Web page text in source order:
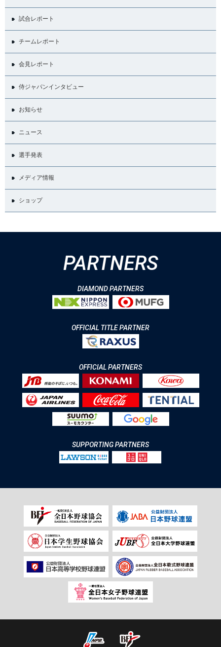
試合レポート
チームレポート
会見レポート
侍ジャパンインタビュー
お知らせ
ニュース
選手発表
メディア情報
ショップ
PARTNERS
DIAMOND PARTNERS
OFFICIAL TITLE PARTNER
OFFICIAL PARTNERS
SUPPORTING PARTNERS